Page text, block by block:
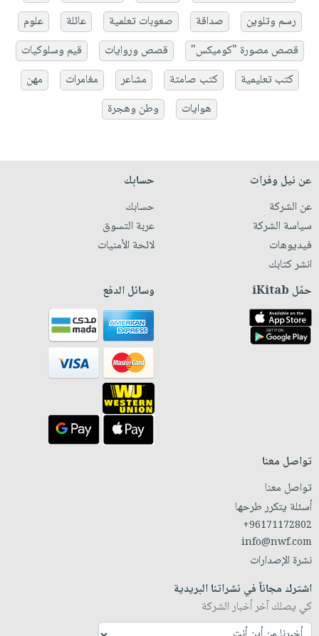
رسم وتلوين
صداقة صعوبات تعلمية عائلة
علوم
قصص مصورة "كوميكس"
قصص وروايات
قيم وسلوكيات
كتب تعليمية
كتب صامتة مشاعر مغامرات
مهن
هوايات
وطن وهجرة
عن نيل وفرات
عن الشركة
سياسة الشركة
فيديوهات
انشر كتابك
حسابك
حسابك
عربة التسوق
لائحة الأمنيات
حمّل iKitab وسائل الدفع
تواصل معنا
تواصل معنا
أسئلة يتكرر طرحها
+96171172802
info@nwf.com
نشرة الإصدارات
اشترك مجاناً في نشراتنا البريدية
كي يصلك آخر أخبار الشركة